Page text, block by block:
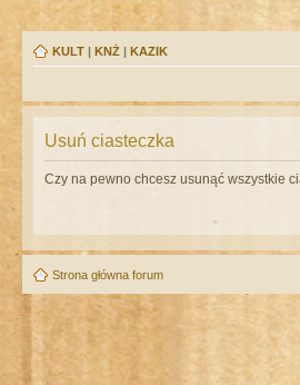
KULT | KNŻ | KAZIK
Usuń ciasteczka
Czy na pewno chcesz usunąć wszystkie
Strona główna forum